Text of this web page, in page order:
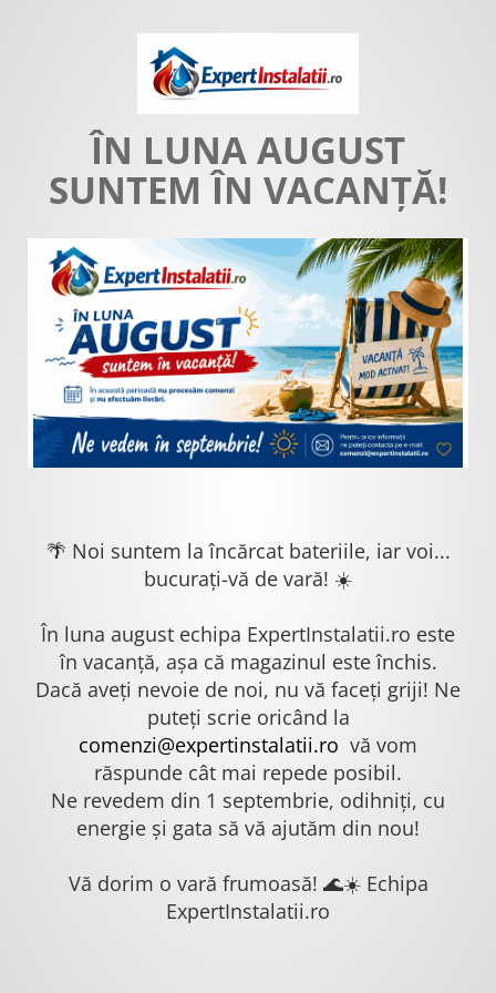
ÎN LUNA AUGUST
SUNTEM ÎN VACANȚĂ!
🌴 Noi suntem la încărcat bateriile, iar voi...
bucurați-vă de vară! ☀️
În luna august echipa ExpertInstalatii.ro este
în vacanță, așa că magazinul este închis.
Dacă aveți nevoie de noi, nu vă faceți griji! Ne
puteți scrie oricând la
comenzi@expertinstalatii.ro vă vom
răspunde cât mai repede posibil.
Ne revedem din 1 septembrie, odihniți, cu
energie și gata să vă ajutăm din nou!
Vă dorim o vară frumoasă! 🌊☀️ Echipa
ExpertInstalatii.ro